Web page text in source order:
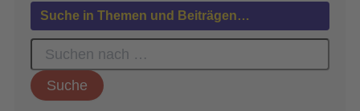
Suche in Themen und Beiträgen…
S
c
h